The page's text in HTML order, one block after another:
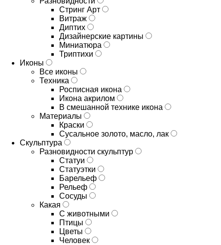
Стринг Арт
Витраж
Диптих
Дизайнерские картины
Миниатюра
Триптихи
Иконы
Все иконы
Техника
Росписная икона
Икона акрилом
В смешанной технике икона
Материалы
Краски
Сусальное золото, масло, лак
Скульптура
Разновидности скульптур
Статуи
Статуэтки
Барельеф
Рельеф
Сосуды
Какая
С животными
Птицы
Цветы
Человек